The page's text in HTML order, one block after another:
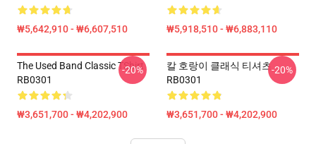
₩5,642,910 - ₩6,607,510 ₩5,918,510 - ₩6,883,110
The Used Band Classic TShirt
RB0301
₩3,651,700 - ₩4,202,900
-20%
칼 호랑이 클래식 티셔츠
RB0301
₩3,651,700 - ₩4,202,900
-20%